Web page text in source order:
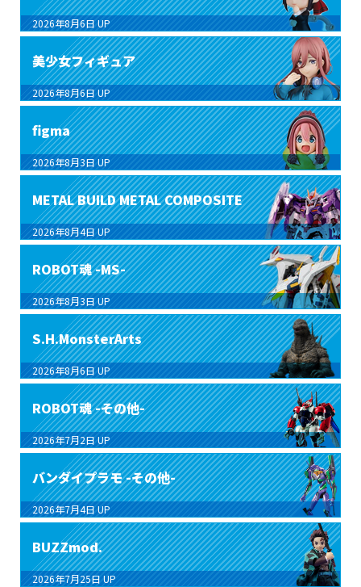
2026年8月6日 UP
美少女フィギュア
2026年8月6日 UP
figma
2026年8月3日 UP
METAL BUILD METAL COMPOSITE
2026年8月4日 UP
ROBOT魂 -MS-
2026年8月3日 UP
S.H.MonsterArts
2026年8月6日 UP
ROBOT魂 -その他-
2026年7月2日 UP
バンダイプラモ -その他-
2026年7月4日 UP
BUZZmod.
2026年7月25日 UP